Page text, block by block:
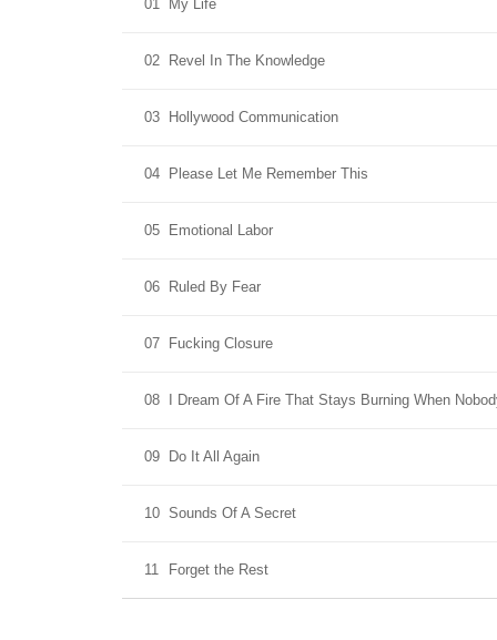
01 My Life
02 Revel In The Knowledge
03 Hollywood Communication
04 Please Let Me Remember This
05 Emotional Labor
06 Ruled By Fear
07 Fucking Closure
08 I Dream Of A Fire That Stays Burning When
09 Do It All Again
10 Sounds Of A Secret
11 Forget the Rest